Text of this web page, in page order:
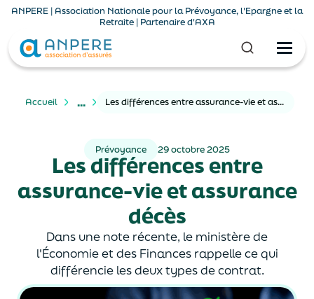
ANPERE | Association Nationale pour la Prévoyance, l'Epargne et la
Retraite | Partenaire d'AXA
Accueil ... Les différences entre assurance-vie et assurance décès
Prévoyance 29 octobre 2025
Les différences entre
assurance-vie et assurance
décès
Dans une note récente, le ministère de
l'Économie et des Finances rappelle ce qui
différencie les deux types de contrat.